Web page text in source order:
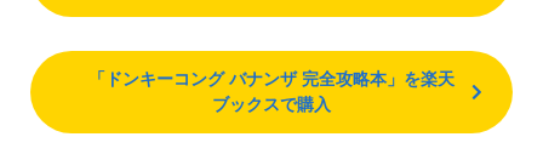
「ドンキーコング バナンザ 完全攻略本」を楽天
ブックスで購入